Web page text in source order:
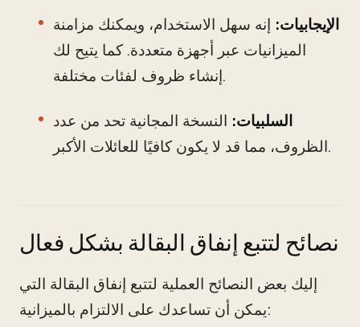
الإيجابيات: إنه سهل الاستخدام، ويمكنك مزامنة
الميزانيات عبر أجهزة متعددة. كما يتيح لك
إنشاء ظروف لفئات مختلفة.
السلبيات: النسخة المجانية تحد من عدد
الظروف، مما قد لا يكون كافيًا للعائلات الأكبر.
نصائح لتتبع إنفاق البقالة بشكل فعال
إليك بعض النصائح العملية لتتبع إنفاق البقالة التي
يمكن أن تساعدك على الالتزام بالميزانية: